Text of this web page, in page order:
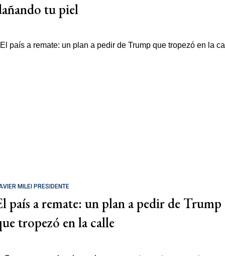
tu piel
MILEI PRESIDENTE
país a remate: un plan a pedir de Trump
tropezó en la calle